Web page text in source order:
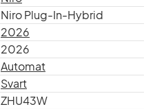
Niro Plug-In-Hybrid
2026
2026
Automat
Svart
ZHU43W